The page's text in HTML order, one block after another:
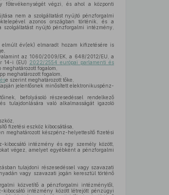
főtevékenységét végzi, és ahol a központi
nem a szolgáltatást nyújtó pénzforgalmi
azonos országban történik, és a
nyújtó pénzforgalmi intézmény,
év(ek) elmaradt hozam kifizetésére is
az 1060/2009/EK, a 648/2012/EU, a
14-i (EU) 2022/2554 európai parlamenti és
fogalom,
meghatározott fogalom,
e szerint meghatározott tőke,
jelentősnek minősített elektronikuspénz-
befolyásoló részesedéssel rendelkező
tulajdonlására való alkalmasságát igazoló
fizetési eszköz kibocsátása,
meghatározott készpénz-helyettesítő fizetési
intézmény és egy személy között,
végez, amelyet egyébként a pénzforgalmi
tulajdoni részesedéssel vagy szavazati
vagy szavazati jogán keresztül történő
közvetítő a pénzforgalmi intézménytől,
intézmény között létrejött pénzügyi